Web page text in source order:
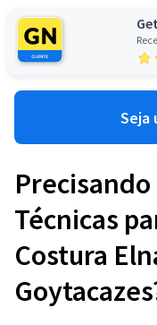
Seja
Técnicas
Costura